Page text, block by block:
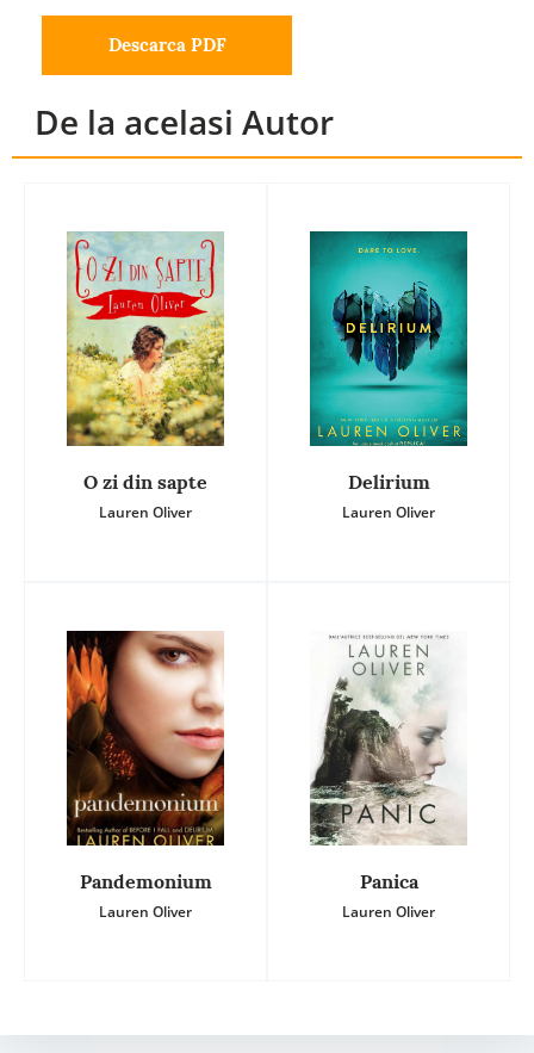
Descarca PDF
De la acelasi Autor
O zi din sapte
Lauren Oliver
Delirium
Lauren Oliver
Pandemonium
Lauren Oliver
Panica
Lauren Oliver